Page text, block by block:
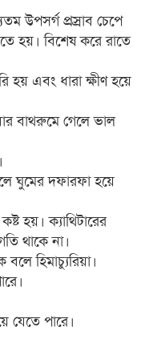
উপসর্গ প্রস্রাব চেপে
হয়। বিশেষ করে রাতে
হয় এবং ধারা ক্ষীণ হয়ে
বাথরুমে গেলে ভাল
ঘুমের দফারফা হয়ে
হয়। ক্যাথিটারের
থাকে না।
হিমাচ্যুরিয়া।
যেতে পারে।